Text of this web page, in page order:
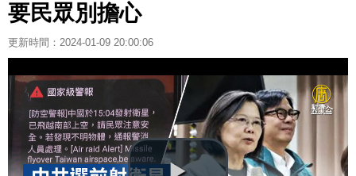
要民眾別擔心
更新時間：2024-01-09 20:00:06